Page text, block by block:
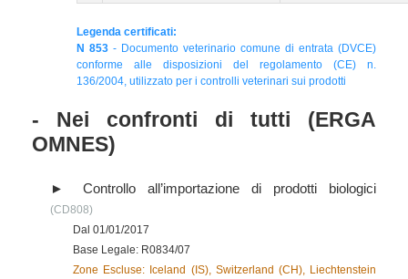
Legenda certificati:
N 853 - Documento veterinario comune di entrata (DVCE)
conforme alle disposizioni del regolamento (CE) n.
136/2004, utilizzato per i controlli veterinari sui prodotti
- Nei confronti di tutti (ERGA
OMNES)
Controllo all’importazione di prodotti biologici
(CD808)
Dal 01/01/2017
Base Legale: R0834/07
Zone Escluse: Iceland (IS), Switzerland (CH), Liechtenstein